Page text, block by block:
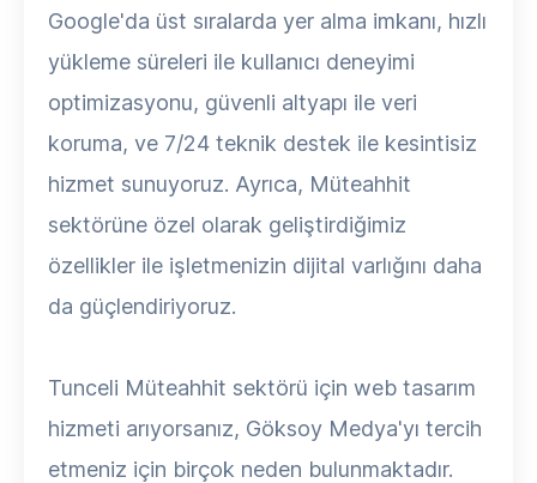
Google'da üst sıralarda yer alma imkanı, hızlı
yükleme süreleri ile kullanıcı deneyimi
optimizasyonu, güvenli altyapı ile veri
koruma, ve 7/24 teknik destek ile kesintisiz
hizmet sunuyoruz. Ayrıca, Müteahhit
sektörüne özel olarak geliştirdiğimiz
özellikler ile işletmenizin dijital varlığını daha
da güçlendiriyoruz.
Tunceli Müteahhit sektörü için web tasarım
hizmeti arıyorsanız, Göksoy Medya'yı tercih
etmeniz için birçok neden bulunmaktadır.